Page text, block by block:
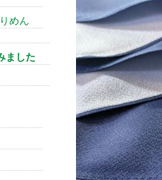
めん
ました